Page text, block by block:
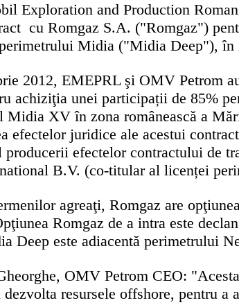
Exploration and Production
cu Romgaz S.A. ("Romgaz")
Midia ("Midia Deep"), în
2012, EMEPRL şi OMV Petrom
achiziţia unei participații de 85%
Midia XV în zona românească a
efectelor juridice ale acestui
producerii efectelor contractului de
B.V. (co-titular al licenței
agreaţi, Romgaz are
Romgaz de a intra este
Deep este adiacentă perimetrului
OMV Petrom CEO:
resursele offshore, pentru